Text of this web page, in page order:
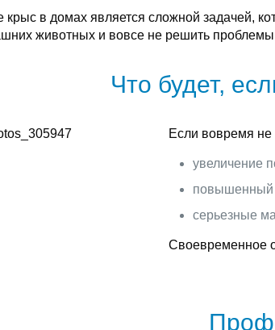
крыс в домах является сложной задачей,
животных и вовсе не решить проблемы
Что будет,
Если вовремя не
увеличение
повышенный
серьезные
Своевременное